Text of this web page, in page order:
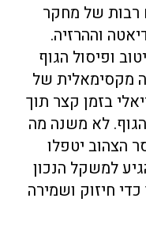
רבות של מחקר
וההרזיה.
ופיסול הגוף
מקסימאלית של
בזמן קצר תוך
לא משנה מה
הצהוב יטפלו
למשקל הנכון
חיזוק ושמירה